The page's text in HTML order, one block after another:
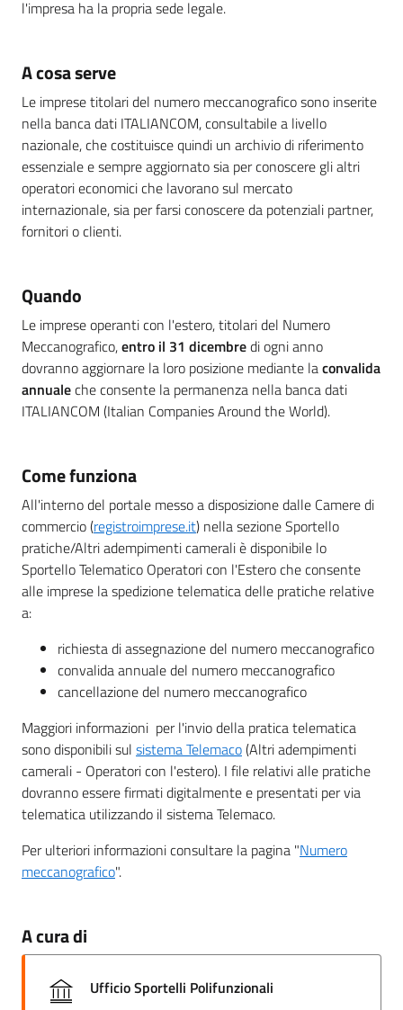
l'impresa ha la propria sede legale.
A cosa serve
Le imprese titolari del numero meccanografico sono inserite
nella banca dati ITALIANCOM, consultabile a livello
nazionale, che costituisce quindi un archivio di riferimento
essenziale e sempre aggiornato sia per conoscere gli altri
operatori economici che lavorano sul mercato
internazionale, sia per farsi conoscere da potenziali partner,
fornitori o clienti.
Quando
Le imprese operanti con l'estero, titolari del Numero
Meccanografico,entro il 31 dicembredi ogni anno
dovranno aggiornare la loro posizione mediante laconvalida
annualeche consente la permanenza nella banca dati
ITALIANCOM (Italian Companies Around the World).
Come funziona
All'interno del portale messo a disposizione dalle Camere di
commercio (registroimprese.it) nella sezione Sportello
pratiche/Altri adempimenti camerali è disponibile lo
Sportello Telematico Operatori con l'Estero che consente
alle imprese la spedizione telematica delle pratiche relative
a:
richiesta di assegnazione del numero meccanografico
convalida annuale del numero meccanografico
cancellazione del numero meccanografico
Maggiori informazioni per l'invio della pratica telematica
sono disponibili sul sistema Telemaco(Altri adempimenti
camerali - Operatori con l'estero). I file relativi alle pratiche
dovranno essere firmati digitalmente e presentati per via
telematica utilizzando il sistema Telemaco.
Per ulteriori informazioni consultare la pagina "Numero
meccanografico".
A cura di
Ufficio Sportelli Polifunzionali